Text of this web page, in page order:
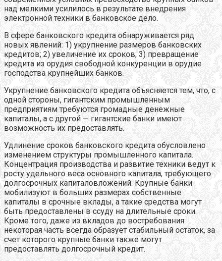
над мелкими усилилось в результате внедрения
электронной техники в банковское дело.
В сфере банковского кредита обнаруживается ряд
новых явлений: 1) укрупнение размеров банковских
кредитов; 2) увеличение их сроков; 3) превращение
кредита из орудия свободной конкуренции в орудие
господства крупнейших банков.
Укрупнение банковского кредита объясняется тем, что, с
одной стороны, гигантским промышленным
предприятиям требуются громадные денежные
капиталы, а с другой — гигантские банки имеют
возможность их предоставлять.
Удлинение сроков банковского кредита обусловлено
изменением структуры промышленного капитала.
Концентрация производства и развитие техники ведут к
росту удельного веса основного капитала, требующего
долгосрочных капиталовложений. Крупные банки
мобилизуют в больших размерах собственные
капиталы в срочные вклады, а такие средства могут
быть предоставлены в ссуду на длительные сроки.
Кроме того, даже из вкладов до востребования
некоторая часть всегда образует стабильный остаток, за
счет которого крупные банки также могут
предоставлять долгосрочный кредит.